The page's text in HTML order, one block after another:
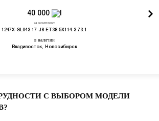
40 000
за комплект
1247X-SL043 17 J8 ET38 5X114.3 73.1
в наличии
Владивосток, Новосибирск
С ВЫБОРОМ МОДЕЛИ